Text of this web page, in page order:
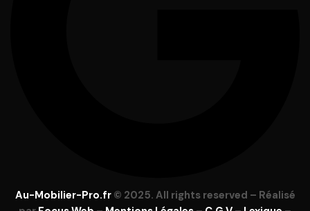
Au-Mobilier-Pro.fr© 2025. All rights reserved – Réalisé